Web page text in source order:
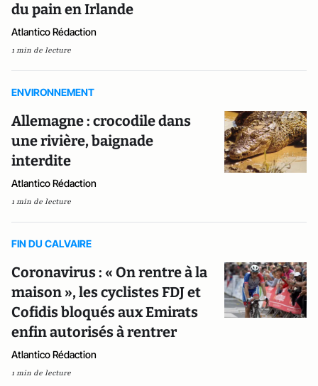
du pain en Irlande
Atlantico Rédaction
1 min de lecture
ENVIRONNEMENT
Allemagne : crocodile dans
une rivière, baignade
interdite
Atlantico Rédaction
1 min de lecture
FIN DU CALVAIRE
Coronavirus : « On rentre à la
maison », les cyclistes FDJ et
Cofidis bloqués aux Emirats
enfin autorisés à rentrer
Atlantico Rédaction
1 min de lecture